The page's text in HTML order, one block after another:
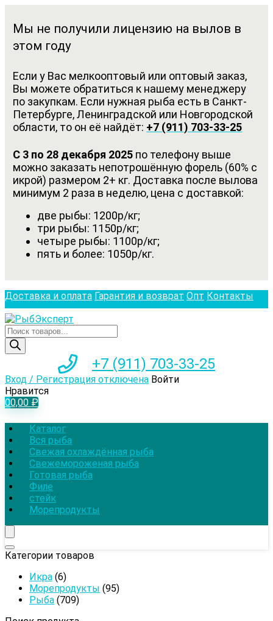
Мы не получили лицензию на вылов в
этом году
Если у Вас мелкооптовый или оптовый заказ,
Вы можете обратиться к нашему менеджеру
по закупкам. Если нужная рыба есть в Санкт-
Петербурге, Ленинградской или Новгородской
области, то он её найдёт: +7 (911) 703-33-25
С 3 по 28 декабря 2025 по телефону выше
можно заказать непотрошённую форель (60% с
икрой) размером 2+ кг. Доставка после вылова
минимум 2 раза в неделю, цена с доставкой:
две рыбы: 1200р/кг;
три рыбы: 1150р/кг;
четыре рыбы: 1100р/кг;
пять и более: 1050р/кг.
Доставка и оплата Гарантия и возврат Опт Контакты
Поиск
товаров
+7 (911) 703-33-25
Вход / Регистрация отключена Войти
Нравится
00,00 ₽
Каталог
Вся рыба
Свежая охлаждённая рыба
Свежемороженая рыба
Готовая рыба
Филе
стейк
Морепродукты
Категории товаров
Икра (6)
Морепродукты (95)
Рыба (709)